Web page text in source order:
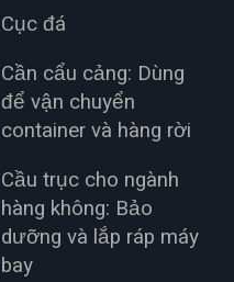
Cục đá
Cần cẩu cảng: Dùng
để vận chuyển
container và hàng rời
Cầu trục cho ngành
hàng không: Bảo
dưỡng và lắp ráp máy
bay